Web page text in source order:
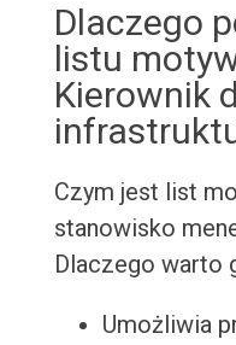
Dlaczego
listu
Kierownik
Czym jest list
stanowisko
Dlaczego warto
Umożliwia